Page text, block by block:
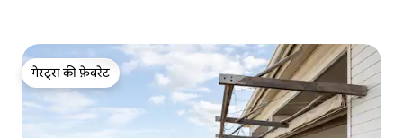
गेस्ट्स की फ़ेवरेट
गेस्ट्स की फ़ेवरेट